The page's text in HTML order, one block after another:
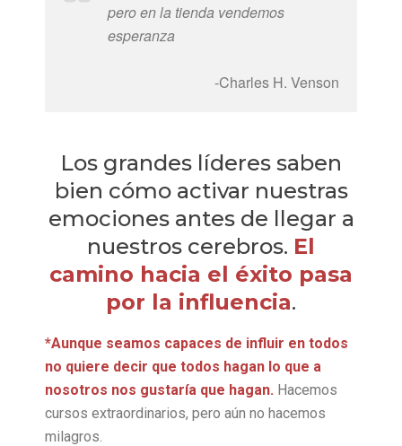
pero en la tienda vendemos
esperanza
-Charles H. Venson
Los grandes líderes saben
bien cómo activar nuestras
emociones antes de llegar a
nuestros cerebros. El
camino hacia el éxito pasa
por la influencia.
*Aunque seamos capaces de influir en todos
no quiere decir que todos hagan lo que a
nosotros nos gustaría que hagan. Hacemos
cursos extraordinarios, pero aún no hacemos
milagros.